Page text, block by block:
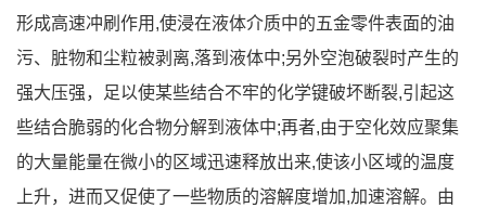
形成高速冲刷作用,使浸在液体介质中的五金零件表面的油
污、脏物和尘粒被剥离,落到液体中;另外空泡破裂时产生的
强大压强，足以使某些结合不牢的化学键破坏断裂,引起这
些结合脆弱的化合物分解到液体中;再者,由于空化效应聚集
的大量能量在微小的区域迅速释放出来,使该小区域的温度
上升，进而又促使了一些物质的溶解度增加,加速溶解。由